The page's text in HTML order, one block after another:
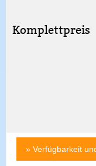
Komplettpreis
» Verfügbarkeit